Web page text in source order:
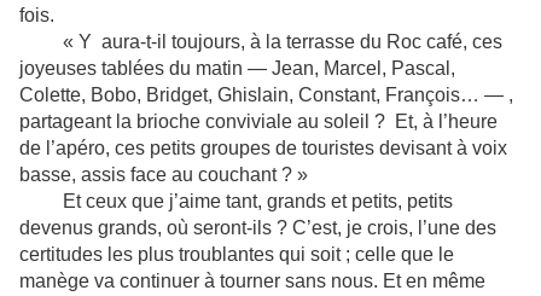
fois.
« Y aura-t-il toujours, à la terrasse du Roc café, ces
joyeuses tablées du matin — Jean, Marcel, Pascal,
Colette, Bobo, Bridget, Ghislain, Constant, François… — ,
partageant la brioche conviviale au soleil ? Et, à l’heure
de l’apéro, ces petits groupes de touristes devisant à voix
basse, assis face au couchant ? »
Et ceux que j’aime tant, grands et petits, petits
devenus grands, où seront-ils ? C’est, je crois, l’une des
certitudes les plus troublantes qui soit ; celle que le
manège va continuer à tourner sans nous. Et en même